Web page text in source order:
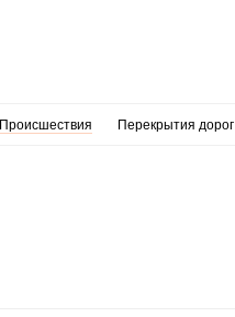
Происшествия Перекрытия дорог